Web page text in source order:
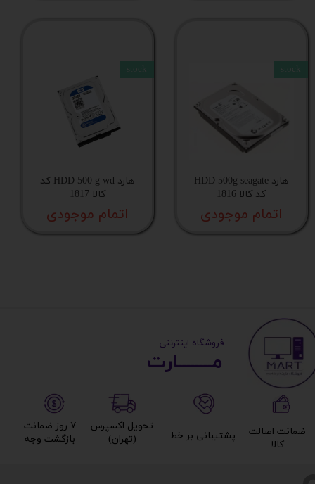
هارد HDD 500g seagate
کد کالا 1816
اتمام موجودی
stock
هارد HDD 500 g wd کد
کالا 1817
اتمام موجودی
stock
مــــــــارت​​​​​​
​ ​فروشگاه اینترنتی
۷ روز ضمانت
بازگشت وجه​​​​​​​
تحویل اکسپرس
(تهران)​​​​​​​
پشتیبانی بر خط​​​​​​​
ضمانت اصالت
کالا​​​​​​​